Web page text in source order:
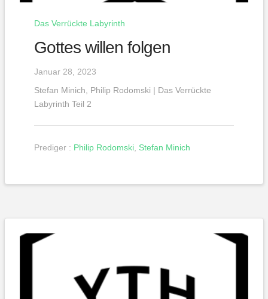
Das Verrückte Labyrinth
Gottes willen folgen
Januar 28, 2023
Stefan Minich, Philip Rodomski | Das Verrückte
Labyrinth Teil 2
Prediger : Philip Rodomski, Stefan Minich